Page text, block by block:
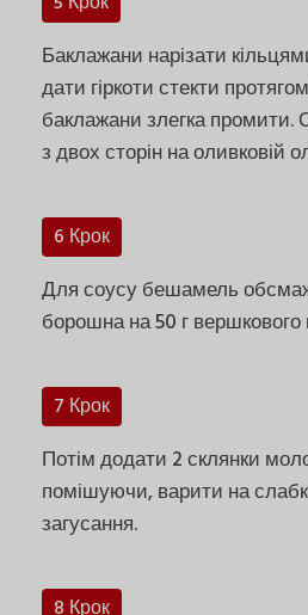
Баклажани нарізати
дати гіркоти стекти
баклажани злегка
з двох сторін на оливковій
6 Крок
Для соусу бешамель
борошна на 50 г
7 Крок
Потім додати 2 склянки
помішуючи, варити на
загусання.
8 Крок